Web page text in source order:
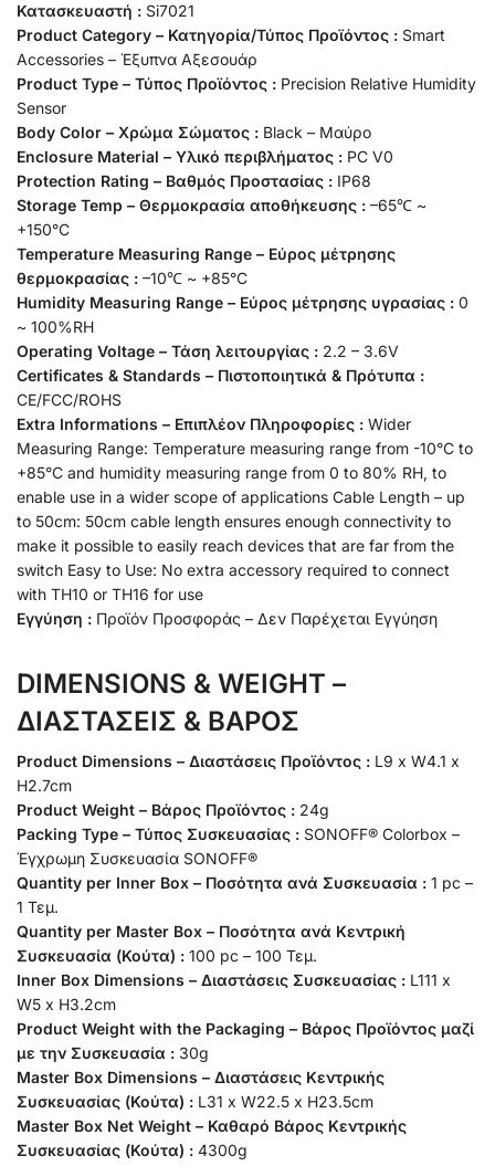
Κατασκευαστή : Si7021
Product Category – Κατηγορία/Τύπος Προϊόντος : Smart
Accessories – Έξυπνα Αξεσουάρ
Product Type – Τύπος Προϊόντος : Precision Relative Humidity
Sensor
Body Color – Χρώμα Σώματος : Black – Μαύρο
Enclosure Material – Υλικό περιβλήματος : PC V0
Protection Rating – Βαθμός Προστασίας : IP68
Storage Temp – Θερμοκρασία αποθήκευσης : –65℃ ~
+150°C
Temperature Measuring Range – Εύρος μέτρησης
θερμοκρασίας : –10℃ ~ +85°C
Humidity Measuring Range – Εύρος μέτρησης υγρασίας : 0
~ 100%RH
Operating Voltage – Τάση λειτουργίας : 2.2 – 3.6V
Certificates & Standards – Πιστοποιητικά & Πρότυπα :
CE/FCC/ROHS
Extra Informations – Επιπλέον Πληροφορίες : Wider
Measuring Range: Temperature measuring range from -10°C to
+85°C and humidity measuring range from 0 to 80% RH, to
enable use in a wider scope of applications Cable Length – up
to 50cm: 50cm cable length ensures enough connectivity to
make it possible to easily reach devices that are far from the
switch Easy to Use: No extra accessory required to connect
with TH10 or TH16 for use
Εγγύηση : Προϊόν Προσφοράς – Δεν Παρέχεται Εγγύηση
DIMENSIONS & WEIGHT –
ΔΙΑΣΤΑΣΕΙΣ & ΒΑΡΟΣ
Product Dimensions – Διαστάσεις Προϊόντος : L9 x W4.1 x
H2.7cm
Product Weight – Βάρος Προϊόντος : 24g
Packing Type – Τύπος Συσκευασίας : SONOFF® Colorbox –
Έγχρωμη Συσκευασία SONOFF®
Quantity per Inner Box – Ποσότητα ανά Συσκευασία : 1 pc –
1 Τεμ.
Quantity per Master Box – Ποσότητα ανά Κεντρική
Συσκευασία (Κούτα) : 100 pc – 100 Τεμ.
Inner Box Dimensions – Διαστάσεις Συσκευασίας : L111 x
W5 x H3.2cm
Product Weight with the Packaging – Βάρος Προϊόντος μαζί
με την Συσκευασία : 30g
Master Box Dimensions – Διαστάσεις Κεντρικής
Συσκευασίας (Κούτα) : L31 x W22.5 x H23.5cm
Master Box Net Weight – Καθαρό Βάρος Κεντρικής
Συσκευασίας (Κούτα) : 4300g